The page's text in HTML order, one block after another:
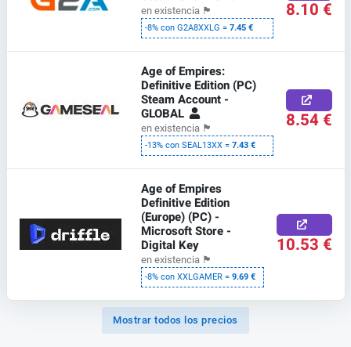
en existencia 🏴
-8% con G2A8XXLG =7.45 €
8.10 €
Age of Empires:
Definitive Edition (PC)
Steam Account -
GLOBAL
en existencia 🏴
-13% con SEAL13XX =7.43 €
8.54 €
Age of Empires
Definitive Edition
(Europe) (PC) -
Microsoft Store -
Digital Key
en existencia 🏴
-8% con XXLGAMER =9.69 €
10.53 €
Mostrar todos los precios